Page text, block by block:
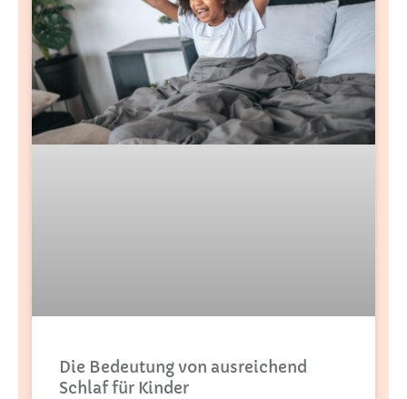
Die Bedeutung von ausreichend
Schlaf für Kinder